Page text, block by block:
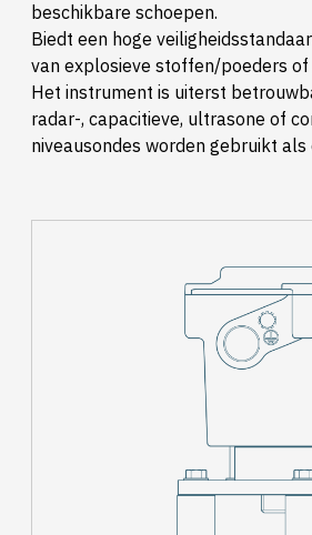
beschikbare schoepen.
Biedt een hoge
van explosieve stoffen/poeders of
Het instrument is uiterst
radar-, capacitieve, ultrasone of
niveausondes worden gebruikt als